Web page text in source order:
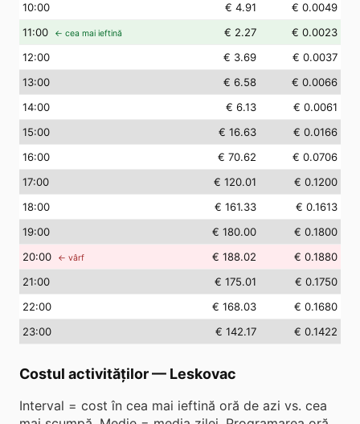
10:00 € 4.91
€ 0.0049
11:00 ← cea mai ieftină € 2.27
€ 0.0023
12:00 € 3.69
€ 0.0037
13:00 € 6.58
€ 0.0066
14:00 € 6.13
€ 0.0061
15:00 € 16.63
€ 0.0166
16:00 € 70.62
€ 0.0706
17:00 € 120.01
€ 0.1200
18:00 € 161.33
€ 0.1613
19:00 € 180.00
€ 0.1800
20:00 ← vârf € 188.02
€ 0.1880
21:00 € 175.01
€ 0.1750
22:00 € 168.03
€ 0.1680
23:00 € 142.17 € 0.1422
Costul activităților— Leskovac
Interval = cost în cea mai ieftină oră de azi vs. cea